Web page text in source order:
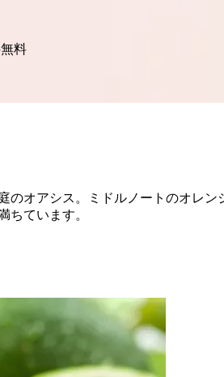
料
のオアシス。ミドルノートのオレ
ちています。